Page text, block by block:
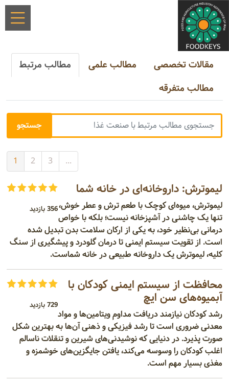
مقالات تخصصی مطالب علمی
مطالب مرتبط
مطالب متفرقه
1 2 3 ...
356 بازدید
لیموترش: داروخانه‌ای در خانه شما
لیموترش، میوه‌ای کوچک با طعم ترش و عطر خوش،
تنها یک چاشنی در آشپزخانه نیست؛ بلکه با خواص
درمانی بی‌نظیر خود، به یکی از ارکان سلامت بدن تبدیل شده
است. از تقویت سیستم ایمنی تا درمان گلودرد و پیشگیری از سنگ
کلیه، لیموترش یک داروخانه طبیعی در خانه شماست.
729 بازدید
محافظت از سیستم ایمنی کودکان با
آبمیوه‌های سن ایچ
رشد کودکان نیازمند دریافت مداوم ویتامین‌ها و مواد
معدنی ضروری است تا رشد فیزیکی و ذهنی آن‌ها به بهترین شکل
صورت پذیرد. در دنیایی که نوشیدنی‌های شیرین و تنقلات ناسالم
اغلب کودکان را وسوسه می‌کند، یافتن جایگزین‌های خوشمزه و
مغذی بسیار مهم است.